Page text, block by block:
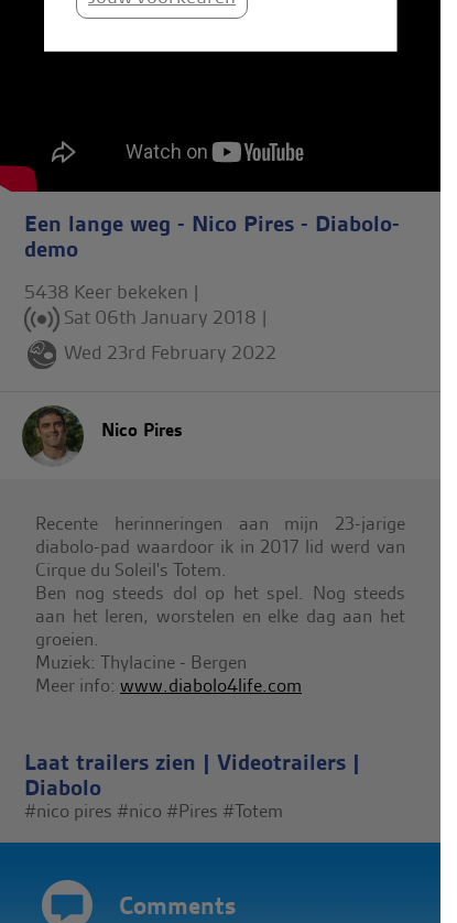
Een lange weg - Nico Pires - Diabolo-
demo
5438 Keer bekeken |
Sat 06th January 2018 |
Wed 23rd February 2022
Nico Pires
Recente herinneringen aan mijn 23-jarige
diabolo-pad waardoor ik in 2017 lid werd van
Cirque du Soleil's Totem.
Ben nog steeds dol op het spel. Nog steeds
aan het leren, worstelen en elke dag aan het
groeien.
Muziek: Thylacine - Bergen
Meer info: www.diabolo4life.com
Laat trailers zien | Videotrailers |
Diabolo
#nico pires #nico #Pires #Totem
Comments